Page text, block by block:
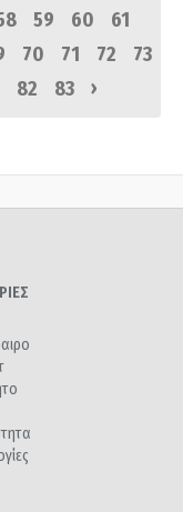
59 60
61
70 71 72
73
82 83 ›